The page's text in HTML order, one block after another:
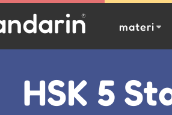
materi
HSK 5